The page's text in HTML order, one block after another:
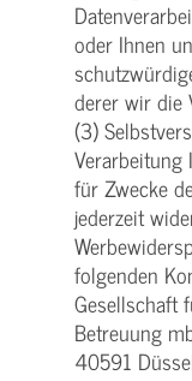
oder Ihnen
derer wir die
(3)
Verarbeitung
für Zwecke
jederzeit
folgenden
Gesellschaft
Betreuung
40591